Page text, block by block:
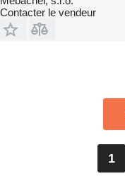
Contacter le vendeur
1